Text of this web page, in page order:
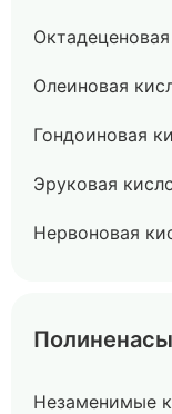
Олеиновая
Гондоиновая
Эруковая
Нервоновая
Незаменимые